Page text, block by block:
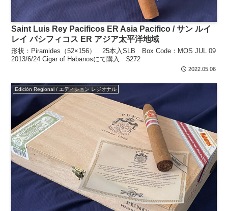
Saint Luis Rey Pacificos ER Asia Pacifico / サン ルイ
レイ パシフィコス ER アジア太平洋地域
形状：Piramides（52×156） 25本入SLB Box Code：MOS JUL 09
2013/6/24 Cigar of Habanosにて購入 $272
2022.05.06
Edición Regional / エディション レジオナル